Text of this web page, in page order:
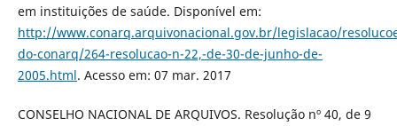
em instituições de saúde. Disponível em:
http://www.conarq.arquivonacional.gov.br/legislacao/
do-conarq/264-resolucao-n-22,-de-30-de-junho-de-
2005.html. Acesso em: 07 mar. 2017
CONSELHO NACIONAL DE ARQUIVOS. Resolução nº 40, de 9